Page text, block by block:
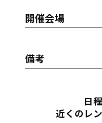
開催会場
備考
日
近くのレ